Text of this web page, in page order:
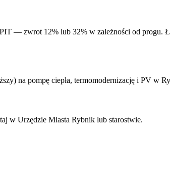
— zwrot 12% lub 32% w zależności od progu.
na pompę ciepła, termomodernizację i PV w
w Urzędzie Miasta Rybnik lub starostwie.